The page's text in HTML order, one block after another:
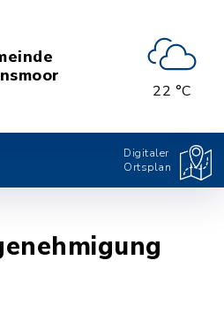
22 °C
Digitaler
Ortsplan